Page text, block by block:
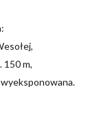
150 m,
wyeksponowana.